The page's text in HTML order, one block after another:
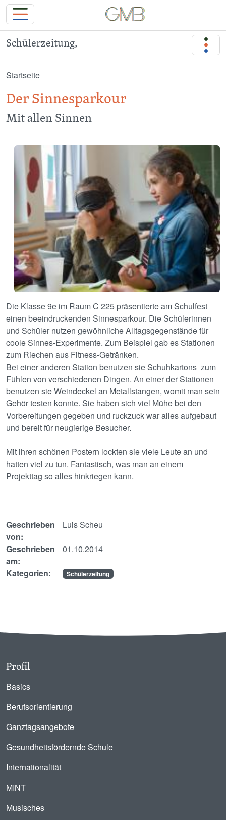
Schülerzeitung,
Startseite
Der Sinnesparkour
Mit allen Sinnen
Image
Die Klasse 9e im Raum C 225 präsentierte am Schulfest
einen beeindruckenden Sinnesparkour. Die Schülerinnen
und Schüler nutzen gewöhnliche Alltagsgegenstände für
coole Sinnes-Experimente. Zum Beispiel gab es Stationen
zum Riechen aus Fitness-Getränken.
Bei einer anderen Station benutzen sie Schuhkartons zum
Fühlen von verschiedenen Dingen. An einer der Stationen
benutzen sie Weindeckel an Metallstangen, womit man sein
Gehör testen konnte. Sie haben sich viel Mühe bei den
Vorbereitungen gegeben und ruckzuck war alles aufgebaut
und bereit für neugierige Besucher.
Mit ihren schönen Postern lockten sie viele Leute an und
hatten viel zu tun. Fantastisch, was man an einem
Projekttag so alles hinkriegen kann.
Geschrieben
von:
Luis Scheu
Geschrieben
am:
01.10.2014
Kategorien: Schülerzeitung
Profil
Basics
Berufsorientierung
Ganztagsangebote
Gesundheitsfördernde Schule
Internationalität
MINT
Musisches